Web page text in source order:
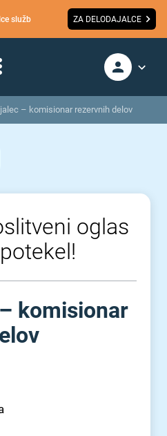
služb ZA DELODAJALCE
– komisionar rezervnih delov
oglas
komisionar